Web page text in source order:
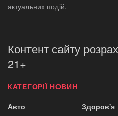
актуальних подій.
Контент сайту
21+
КАТЕГОРІЇ НОВИН
Авто
Здоров'я